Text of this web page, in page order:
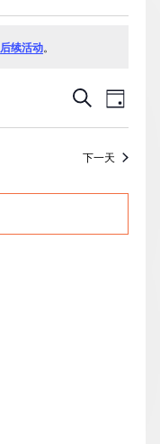
后续活动。
活
动
搜
索
和
搜
事
件
视
导
天
下一天